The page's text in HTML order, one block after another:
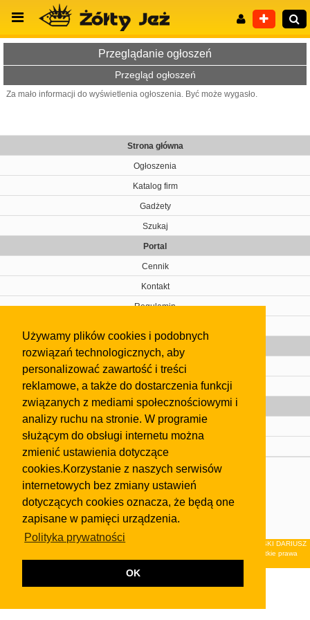
Używamy plików cookies i podobnych
rozwiązań technologicznych, aby
personalizować zawartość i treści
reklamowe, a także do dostarczenia funkcji
związanych z mediami społecznościowymi i
analizy ruchu na stronie. W programie
służącym do obsługi internetu można
zmienić ustawienia dotyczące
cookies.Korzystanie z naszych serwisów
internetowych bez zmiany ustawień
dotyczących cookies oznacza, że będą one
zapisane w pamięci urządzenia.
Polityka prywatności
OK
Przeglądanie ogłoszeń
Przegląd ogłoszeń
Za mało informacji do wyświetlenia ogłoszenia. Być może wygasło.
Strona główna
Ogłoszenia
Katalog firm
Gadżety
Szukaj
Portal
Cennik
Kontakt
Regulamin
Gazeta
Olkusz
Kontakt
Strefa dla biznesu
Biura nieruchomości
Dealerzy i autokomisy
Skontaktuj się z nami
regulaminuiPolityki Prywatności.
Klauzula FB
© 2026Wydawnictwo NEON sp. z o.o. (dawniej: FIRMA NEON MAREK KLUCZEWSKI DARIUSZ
KRAWCZYK s.c.) z siedzibą w Olkuszu, ul.Żuradzka 15, 32-300 Olkusz . Wszystkie prawa